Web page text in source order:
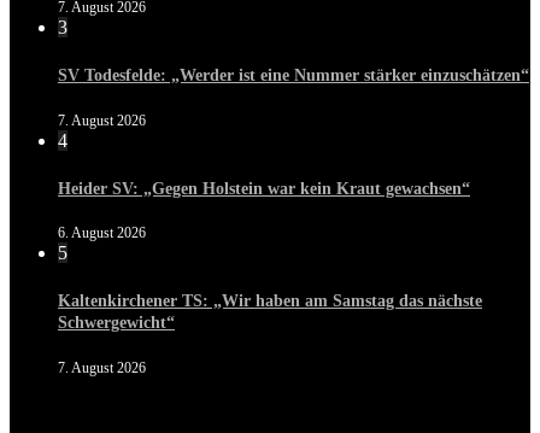
7. August 2026
3
SV Todesfelde: „Werder ist eine Nummer stärker einzuschätzen“
7. August 2026
4
Heider SV: „Gegen Holstein war kein Kraut gewachsen“
6. August 2026
5
Kaltenkirchener TS: „Wir haben am Samstag das nächste
Schwergewicht“
7. August 2026